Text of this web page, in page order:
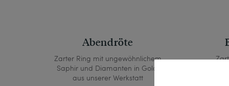
Abendröte
Zarter Ring mit ungewöhnlichem
Saphir und Diamanten in Gold,
aus unserer Werkstatt